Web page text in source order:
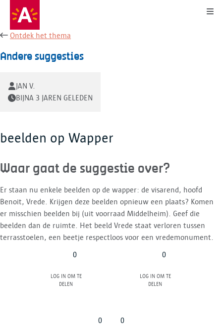
Ontdek het thema
Andere suggesties
JAN V.
BIJNA 3 JAREN GELEDEN
beelden op Wapper
Waar gaat de suggestie over?
Er staan nu enkele beelden op de wapper: de visarend, hoofd
Benoit, Vrede. Krijgen deze beelden opnieuw een plaats? Komen
er misschien beelden bij (uit voorraad Middelheim). Geef die
beelden dan de ruimte. Het beeld Vrede staat verloren tussen
terrasstoelen, een beetje respectloos voor een vredemonument.
0
Log in om te
delen
0
Log in om te
delen
0 0